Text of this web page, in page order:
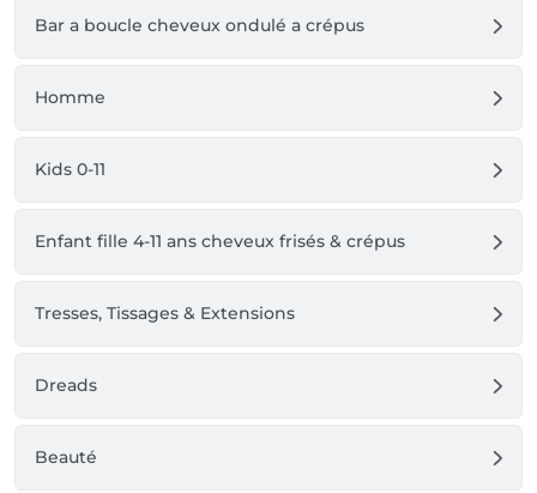
Bar a boucle cheveux ondulé a crépus
Homme
Kids 0-11
Enfant fille 4-11 ans cheveux frisés & crépus
Tresses, Tissages & Extensions
Dreads
Beauté